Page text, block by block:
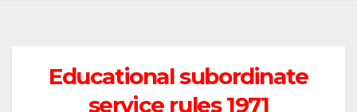
Educational subordinate
service rules 1971